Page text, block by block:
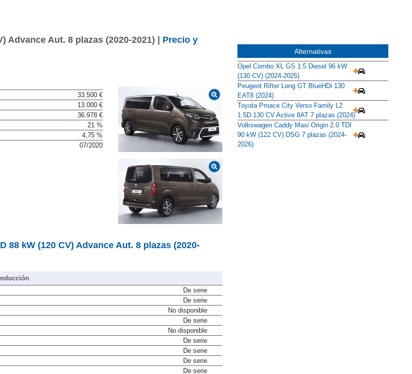
Advance Aut. 8 plazas (2020-2021) |
Precio y
33.500 €
13.000 €
36.978 €
21 %
4,75 %
88 kW (120 CV) Advance Aut. 8 plazas (2020-
De serie
De serie
No disponible
De serie
No disponible
De serie
De serie
De serie
Alternativas
Opel Combo XL GS 1.5 Diesel 96 kW
(130 CV) (2024-2025)
Peugeot Rifter Long GT BlueHDi 130
EAT8 (2024)
Toyota Proace City Verso Family L2
1.5D 130 CV Active 8AT 7 plazas (2024)
Volkswagen Caddy Maxi Origin 2.0 TDI
90 kW (122 CV) DSG 7 plazas (2024-